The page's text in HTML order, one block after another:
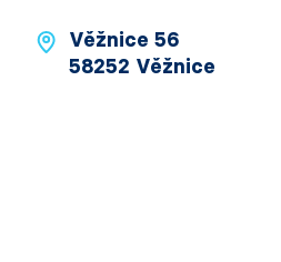
Věžnice 56
58252 Věžnice